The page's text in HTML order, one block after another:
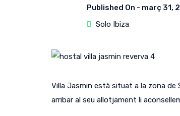
Published On - març 31,
Solo Ibiza
Villa Jasmin està situat a la zona de
arribar al seu allotjament li